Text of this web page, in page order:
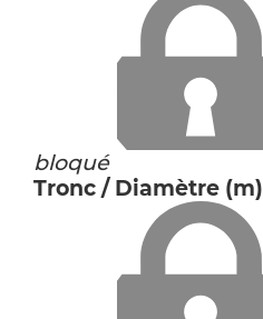
bloqué
Tronc / Diamètre (m)